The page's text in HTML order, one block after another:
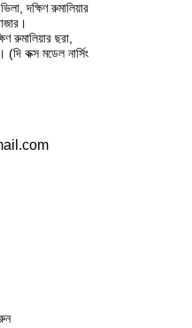
দক্ষিণ রুমালিয়ার
রুমালিয়ার ছরা,
কক্স মডেল নার্সিং